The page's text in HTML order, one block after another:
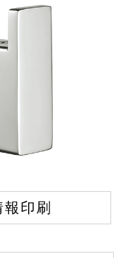
印刷